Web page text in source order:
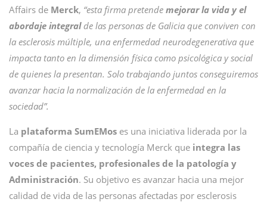
Affairs de Merck, “esta firma pretende mejorar la vida y el
abordaje integralde las personas de Galicia que conviven con
la esclerosis múltiple, una enfermedad neurodegenerativa que
impacta tanto en la dimensión física como psicológica y social
de quienes la presentan. Solo trabajando juntos conseguiremos
avanzar hacia la normalización de la enfermedad en la
sociedad”.
La plataforma SumEMos es una iniciativa liderada por la
compañía de ciencia y tecnología Merck que integra las
voces de pacientes, profesionales de la patología y
Administración. Su objetivo es avanzar hacia una mejor
calidad de vida de las personas afectadas por esclerosis